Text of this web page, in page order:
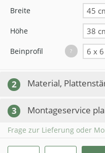
Breite
Höhe
Beinprofil ?
2 Material,
3 Montageservice
Frage zur Lieferung oder